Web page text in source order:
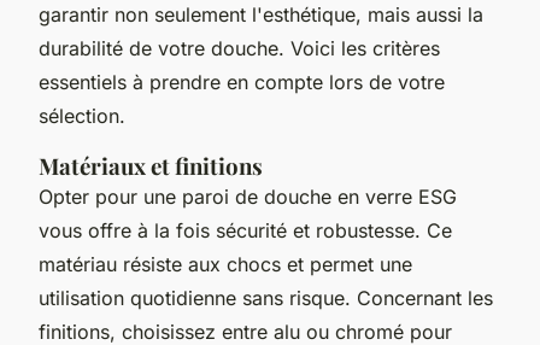
garantir non seulement l'esthétique, mais aussi la
durabilité de votre douche. Voici les critères
essentiels à prendre en compte lors de votre
sélection.
Matériaux et finitions
Opter pour une paroi de douche en verre ESG
vous offre à la fois sécurité et robustesse. Ce
matériau résiste aux chocs et permet une
utilisation quotidienne sans risque. Concernant les
finitions, choisissez entre alu ou chromé pour